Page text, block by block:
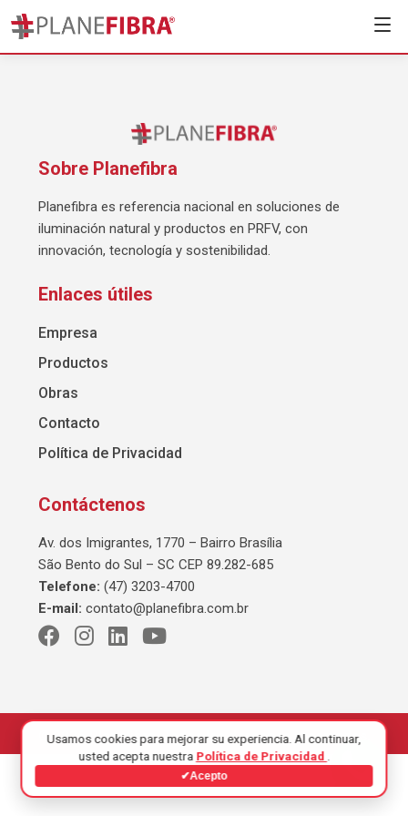
Sobre Planefibra
Planefibra es referencia nacional en soluciones de
iluminación natural y productos en PRFV, con
innovación, tecnología y sostenibilidad.
Enlaces útiles
Empresa
Productos
Obras
Contacto
Política de Privacidad
Contáctenos
Av. dos Imigrantes, 1770 – Bairro Brasília
São Bento do Sul – SC CEP 89.282-685
Telefone: (47) 3203-4700
E-mail: contato@planefibra.com.br
© 2026 Planefibra. Todos los derechos reservados.
Usamos cookies para mejorar su experiencia. Al continuar,
usted acepta nuestra Política de Privacidad
✔Acepto